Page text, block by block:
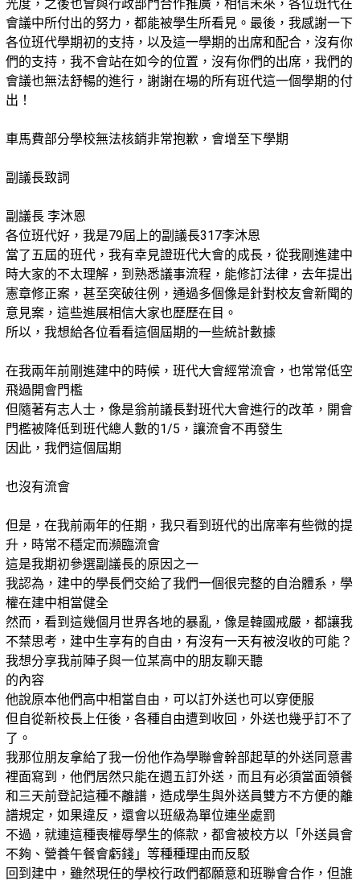
光度，之後也會與行政部門合作推廣，相信未來，各位班代在
會議中所付出的努力，都能被學生所看見。最後，我感謝一下
各位班代學期初的支持，以及這一學期的出席和配合，沒有你
們的支持，我不會站在如今的位置，沒有你們的出席，我們的
會議也無法舒暢的進行，謝謝在場的所有班代這一個學期的付
出！
車馬費部分學校無法核銷非常抱歉，會增至下學期
副議長致詞
副議長 李沐恩
各位班代好，我是79屆上的副議長317李沐恩
當了五屆的班代，我有幸見證班代大會的成長，從我剛進建中
時大家的不太理解，到熟悉議事流程，能修訂法律，去年提出
憲章修正案，甚至突破往例，通過多個像是針對校友會新聞的
意見案，這些進展相信大家也歷歷在目。
所以，我想給各位看看這個屆期的一些統計數據
在我兩年前剛進建中的時候，班代大會經常流會，也常常低空
飛過開會門檻
但隨著有志人士，像是翁前議長對班代大會進行的改革，開會
門檻被降低到班代總人數的1/5，讓流會不再發生
因此，我們這個屆期
也沒有流會
但是，在我前兩年的任期，我只看到班代的出席率有些微的提
升，時常不穩定而瀕臨流會
這是我期初參選副議長的原因之一
我認為，建中的學長們交給了我們一個很完整的自治體系，學
權在建中相當健全
然而，看到這幾個月世界各地的暴亂，像是韓國戒嚴，都讓我
不禁思考，建中生享有的自由，有沒有一天有被沒收的可能？
我想分享我前陣子與一位某高中的朋友聊天聽
的內容
他說原本他們高中相當自由，可以訂外送也可以穿便服
但自從新校長上任後，各種自由遭到收回，外送也幾乎訂不了
了。
我那位朋友拿給了我一份他作為學聯會幹部起草的外送同意書
裡面寫到，他們居然只能在週五訂外送，而且有必須當面領餐
和三天前登記這種不離譜，造成學生與外送員雙方不方便的離
譜規定，如果違反，還會以班級為單位連坐處罰
不過，就連這種喪權辱學生的條款，都會被校方以「外送員會
不夠、營養午餐會虧錢」等種種理由而反駁
回到建中，雖然現任的學校行政們都願意和班聯會合作，但誰